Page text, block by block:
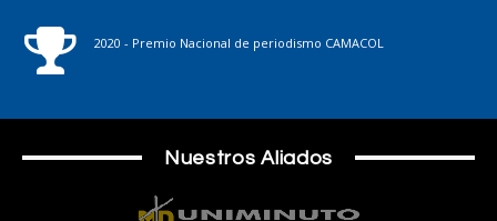
2020 - Premio Nacional de periodismo CAMACOL
Nuestros Aliados